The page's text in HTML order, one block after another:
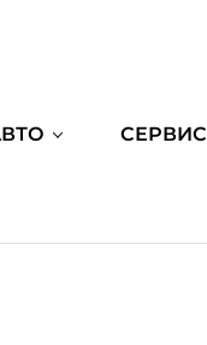
СЕРВИС